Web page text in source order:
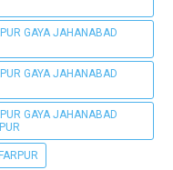
GAYA JAHANABAD
GAYA JAHANABAD
GAYA JAHANABAD